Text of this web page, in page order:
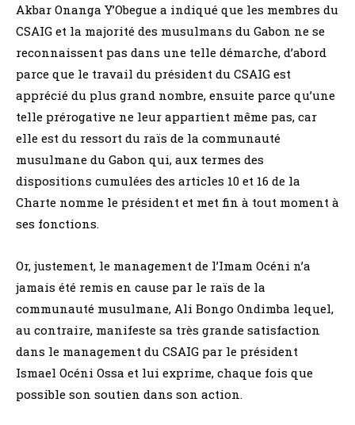
Akbar Onanga Y’Obegue a indiqué que les membres du
CSAIG et la majorité des musulmans du Gabon ne se
reconnaissent pas dans une telle démarche, d’abord
parce que le travail du président du CSAIG est
apprécié du plus grand nombre, ensuite parce qu’une
telle prérogative ne leur appartient même pas, car
elle est du ressort du raïs de la communauté
musulmane du Gabon qui, aux termes des
dispositions cumulées des articles 10 et 16 de la
Charte nomme le président et met fin à tout moment à
ses fonctions.
Or, justement, le management de l’Imam Océni n’a
jamais été remis en cause par le raïs de la
communauté musulmane, Ali Bongo Ondimba lequel,
au contraire, manifeste sa très grande satisfaction
dans le management du CSAIG par le président
Ismael Océni Ossa et lui exprime, chaque fois que
possible son soutien dans son action.